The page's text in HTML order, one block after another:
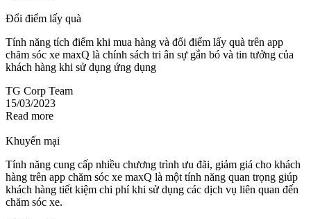
Đổi điểm lấy quà
Tính năng tích điểm khi mua hàng và đổi điểm lấy quà trên app
chăm sóc xe maxQ là chính sách tri ân sự gắn bó và tin tưởng của
khách hàng khi sử dụng ứng dụng
TG Corp Team
15/03/2023
Read more
Khuyến mại
Tính năng cung cấp nhiều chương trình ưu đãi, giảm giá cho khách
hàng trên app chăm sóc xe maxQ là một tính năng quan trọng giúp
khách hàng tiết kiệm chi phí khi sử dụng các dịch vụ liên quan đến
chăm sóc xe.